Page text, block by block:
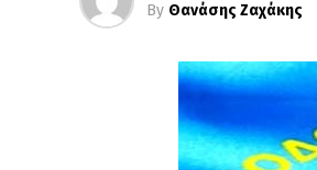
By Θανάσης Ζαχάκης